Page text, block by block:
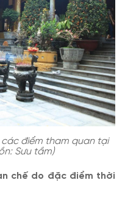
điểm tham quan tại
Sưu tầm)
chế do đặc điểm thời